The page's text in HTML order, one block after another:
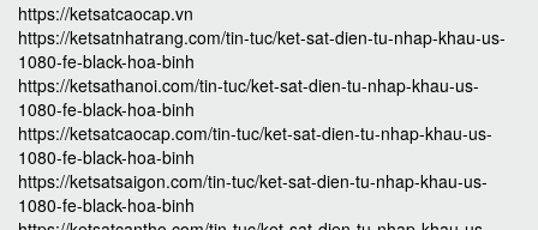
https://ketsatcaocap.vn
https://ketsatnhatrang.com/tin-tuc/ket-sat-dien-tu-nhap-khau-us-
1080-fe-black-hoa-binh
https://ketsathanoi.com/tin-tuc/ket-sat-dien-tu-nhap-khau-us-
1080-fe-black-hoa-binh
https://ketsatcaocap.com/tin-tuc/ket-sat-dien-tu-nhap-khau-us-
1080-fe-black-hoa-binh
https://ketsatsaigon.com/tin-tuc/ket-sat-dien-tu-nhap-khau-us-
1080-fe-black-hoa-binh